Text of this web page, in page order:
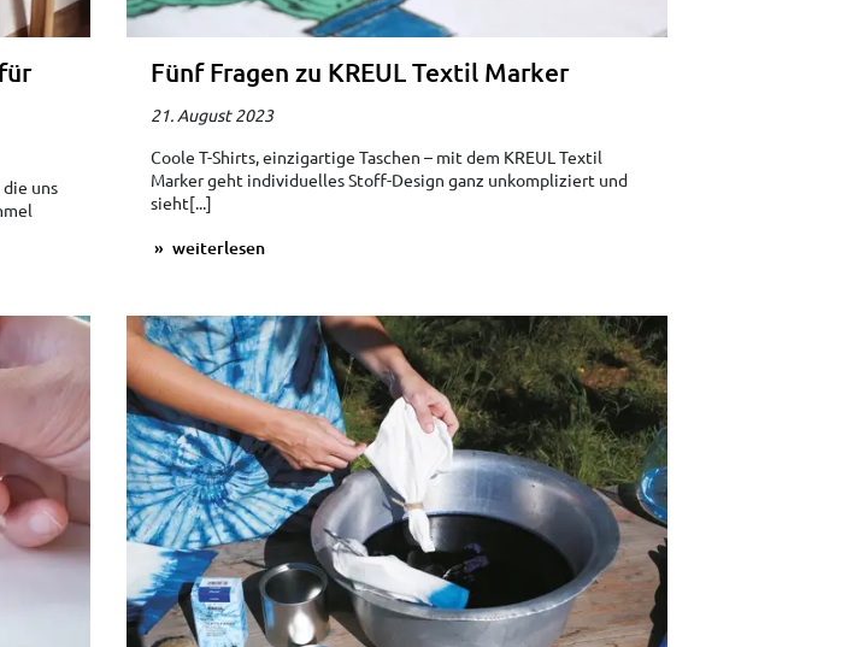
uns
Fünf Fragen zu KREUL Textil Marker
21. August 2023
Coole T-Shirts, einzigartige Taschen – mit dem KREUL Textil
Marker geht individuelles Stoff-Design ganz unkompliziert und
sieht[...]
weiterlesen